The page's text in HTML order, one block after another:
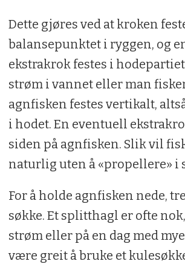
Dette gjøres ved at kroken
balansepunktet i ryggen, og
ekstrakrok festes i
strøm i vannet eller man
agnfisken festes vertikalt,
i hodet. En eventuell
siden på agnfisken. Slik vil
naturlig uten å «propellere» i
For å holde agnfisken nede,
søkke. Et splitthagl er ofte
strøm eller på en dag med
være greit å bruke et